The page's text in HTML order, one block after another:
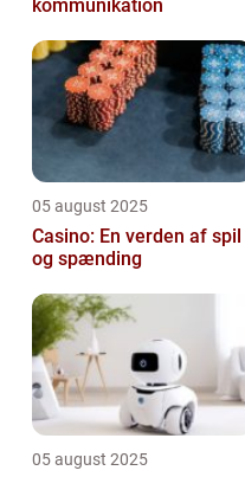
kommunikation
05 august 2025
Casino: En verden af spil
og spænding
05 august 2025